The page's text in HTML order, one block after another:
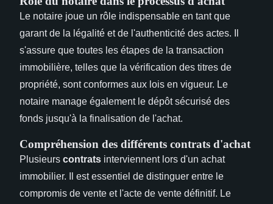
Le notaire joue un rôle indispensable en tant que
garant de la légalité et de l'authenticité des actes. Il
s'assure que toutes les étapes de la transaction
immobilière, telles que la vérification des titres de
propriété, sont conformes aux lois en vigueur. Le
notaire manage également le dépôt sécurisé des
fonds jusqu'à la finalisation de l'achat.
Compréhension des différents contrats d'achat
Plusieurs contrats interviennent lors d'un achat
immobilier. Il est essentiel de distinguer entre le
compromis de vente et l'acte de vente définitif. Le